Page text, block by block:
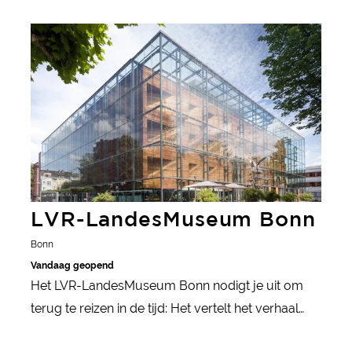
ambachtsdemonstraties en dieren.
LVR-LandesMuseum Bonn
Bonn
Vandaag geopend
Het LVR-LandesMuseum Bonn nodigt je uit om
terug te reizen in de tijd: Het vertelt het verhaal
meer informatie